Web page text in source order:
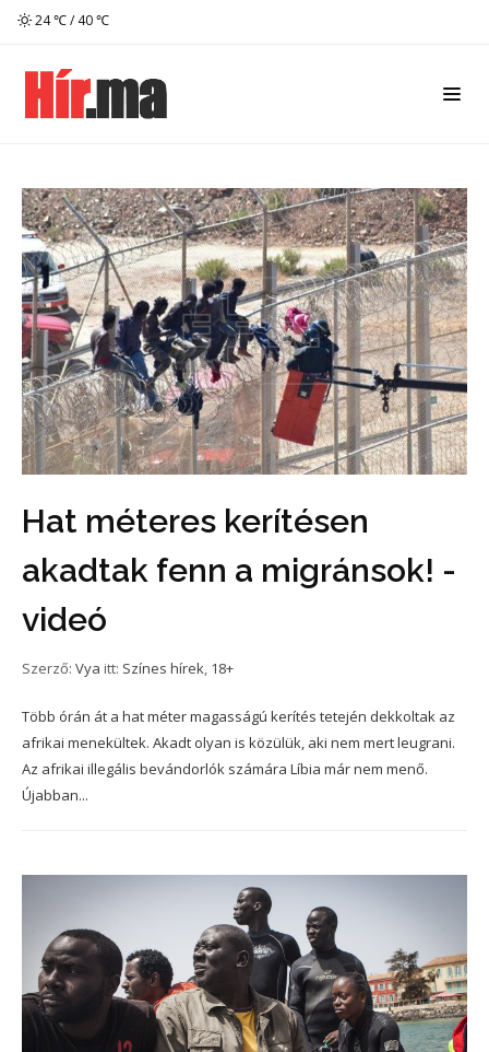
24 ℃ / 40 ℃
Hat méteres kerítésen
akadtak fenn a migránsok! -
videó
Szerző: Vya itt: Színes hírek, 18+
Több órán át a hat méter magasságú kerítés tetején dekkoltak az
afrikai menekültek. Akadt olyan is közülük, aki nem mert leugrani.
Az afrikai illegális bevándorlók számára Líbia már nem menő.
Újabban...